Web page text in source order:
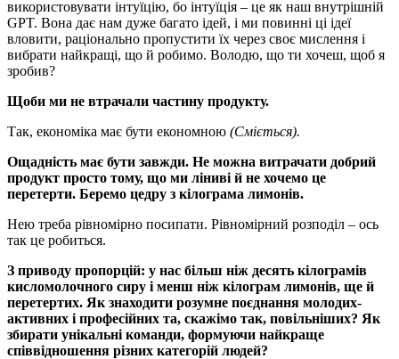
використовувати інтуїцію, бо інтуїція – це як наш внутрішній
GPT. Вона дає нам дуже багато ідей, і ми повинні ці ідеї
вловити, раціонально пропустити їх через своє мислення і
вибрати найкращі, що й робимо. Володю, що ти хочеш, щоб я
зробив?
Щоби ми не втрачали частину продукту.
Так, економіка має бути економною (Сміється).
Ощадність має бути завжди. Не можна витрачати добрий
продукт просто тому, що ми ліниві й не хочемо це
перетерти. Беремо цедру з кілограма лимонів.
Нею треба рівномірно посипати. Рівномірний розподіл – ось
так це робиться.
З приводу пропорцій: у нас більш ніж десять кілограмів
кисломолочного сиру і менш ніж кілограм лимонів, ще й
перетертих. Як знаходити розумне поєднання молодих-
активних і професійних та, скажімо так, повільніших? Як
збирати унікальні команди, формуючи найкраще
співвідношення різних категорій людей?